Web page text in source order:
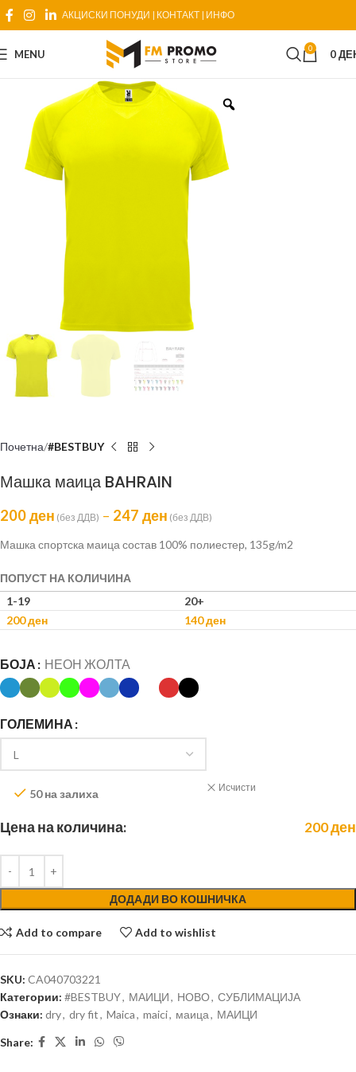
АКЦИСКИ ПОНУДИ | КОНТАКТ| ИНФО
MENU 0 0
Почетна #BESTBUY
Машка маица BAHRAIN
200ден (без ДДВ) – 247 ден (без ДДВ)
Машка спортска маица состав 100% полиестер, 135g/m2
ПОПУСТ НА КОЛИЧИНА
1-19
20+
200ден 140ден
БОЈА НЕОН ЖОЛТА
ГОЛЕМИНА
Исчисти
50 на залиха
Цена на количина: 200ден
ДОДАДИ ВО КОШНИЧКА
Add to compare Add to wishlist
SKU: CA040703221
Категории: #BESTBUY, МАИЦИ, НОВО, СУБЛИМАЦИЈА
Ознаки: dry, dry fit, Maica, maici, маица, МАИЦИ
Share: